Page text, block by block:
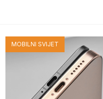
MOBILNI SVIJET